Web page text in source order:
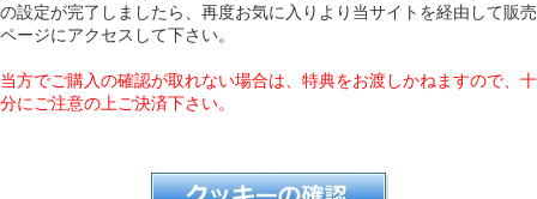
の設定が完了しましたら、再度お気に入りより当サイトを経由して販売
ページにアクセスして下さい。
当方でご購入の確認が取れない場合は、特典をお渡しかねますので、十
分にご注意の上ご決済下さい。